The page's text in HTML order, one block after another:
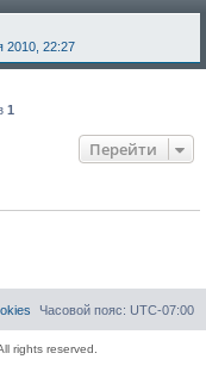
2010, 22:27
1
Перейти
Часовой пояс: UTC-07:00
rights reserved.